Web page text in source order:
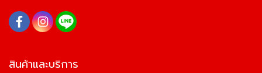
สินค้าและบริการ